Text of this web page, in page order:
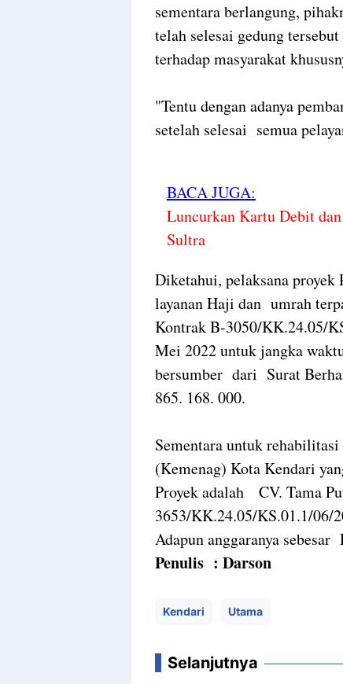
sementara berlangung,
telah selesai gedung
terhadap masyarakat
"Tentu dengan adanya
setelah selesai semua
BACA JUGA:
Luncurkan Kartu Debit
Sultra
Diketahui, pelaksana proyek
layanan Haji dan umrah
Kontrak B-3050/KK.24.05/
Mei 2022 untuk jangka
bersumber dari Surat
865. 168. 000.
Sementara untuk
(Kemenag) Kota Kendari
Proyek adalah CV. Tama
3653/KK.24.05/KS.01.1/06/
Adapun anggaranya sebesar
Penulis : Darson
Kendari Utama
Selanjutnya